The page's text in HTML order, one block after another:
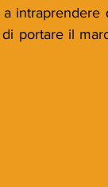
intraprendere
portare il